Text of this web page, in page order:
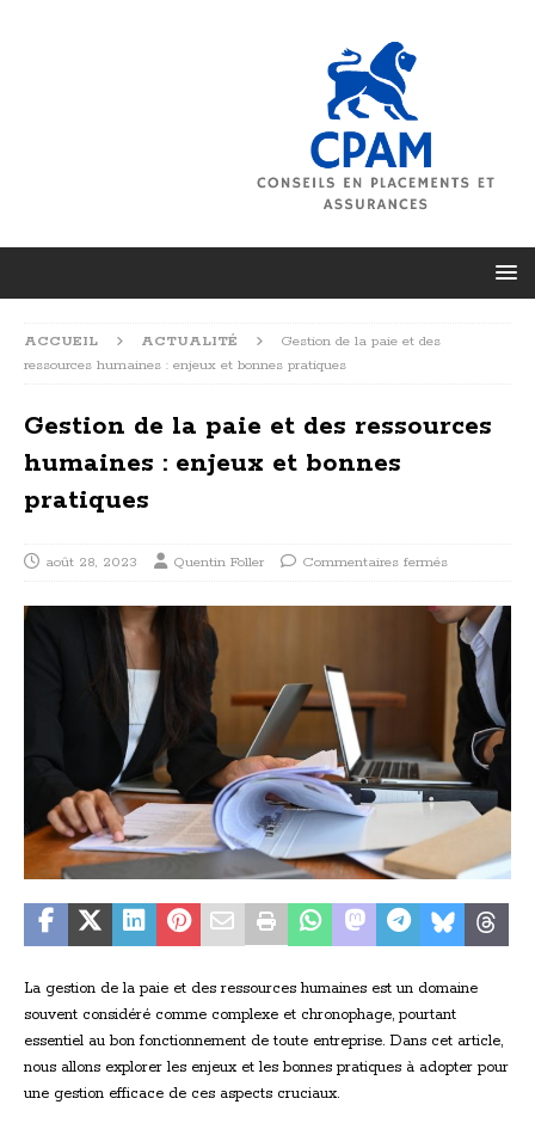
ACCUEIL ACTUALITÉ
Gestion de la paie et des
ressources humaines : enjeux et bonnes pratiques
Gestion de la paie et des ressources
humaines : enjeux et bonnes
pratiques
août 28, 2023 Quentin Foller Commentaires fermés
La gestion de la paie et des ressources humaines est un domaine
souvent considéré comme complexe et chronophage, pourtant
essentiel au bon fonctionnement de toute entreprise. Dans cet article,
nous allons explorer les enjeux et les bonnes pratiques à adopter pour
une gestion efficace de ces aspects cruciaux.